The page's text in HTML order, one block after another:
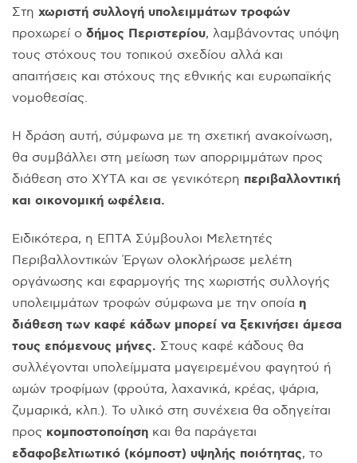
Στη χωριστή συλλογή υπολειμμάτων τροφών
προχωρεί ο δήμος Περιστερίου, λαμβάνοντας υπόψη
τους στόχους του τοπικού σχεδίου αλλά και
απαιτήσεις και στόχους της εθνικής και ευρωπαϊκής
νομοθεσίας.
Η δράση αυτή, σύμφωνα με τη σχετική ανακοίνωση,
θα συμβάλλει στη μείωση των απορριμμάτων προς
διάθεση στο ΧΥΤΑ και σε γενικότερη περιβαλλοντική
και οικονομική ωφέλεια.
Ειδικότερα, η ΕΠΤΑ Σύμβουλοι Μελετητές
Περιβαλλοντικών Έργων ολοκλήρωσε μελέτη
οργάνωσης και εφαρμογής της χωριστής συλλογής
υπολειμμάτων τροφών σύμφωνα με την οποία η
διάθεση των καφέ κάδων μπορεί να ξεκινήσει άμεσα
τους επόμενους μήνες. Στους καφέ κάδους θα
συλλέγονται υπολείμματα μαγειρεμένου φαγητού ή
ωμών τροφίμων (φρούτα, λαχανικά, κρέας, ψάρια,
ζυμαρικά, κλπ.). Το υλικό στη συνέχεια θα οδηγείται
προς κομποστοποίηση και θα παράγεται
εδαφοβελτιωτικό (κόμποστ) υψηλής ποιότητας, το